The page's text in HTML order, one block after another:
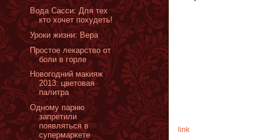
link
Вода Сасси: Для тех
кто хочет похудеть!
Уроки жизни: Вера
Простое лекарство от
боли в горле
Новогодний макияж
2013: цветовая
палитра
Одному парню
запретили
появляться в
супермаркете